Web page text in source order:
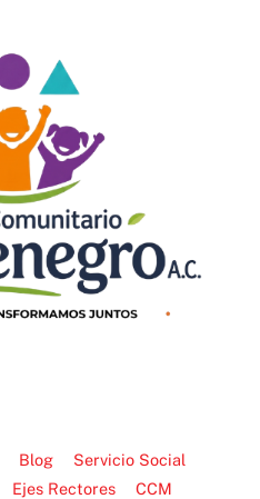
Blog
Servicio Social
Ejes Rectores CCM